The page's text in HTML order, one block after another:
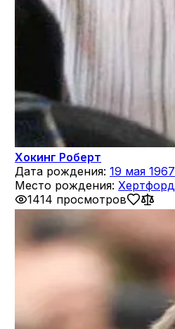
Хокинг Роберт
Дата рождения: 19 мая 1967
Место рождения: Хертфорд
1414 просмотров